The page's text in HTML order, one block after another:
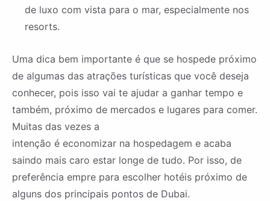
de luxo com vista para o mar, especialmente nos
resorts.
Uma dica bem importante é que se hospede próximo
de algumas das atrações turísticas que você deseja
conhecer, pois isso vai te ajudar a ganhar tempo e
também, próximo de mercados e lugares para comer.
Muitas das vezes a
intenção é economizar na hospedagem e acaba
saindo mais caro estar longe de tudo. Por isso, de
preferência empre para escolher hotéis próximo de
alguns dos principais pontos de Dubai.